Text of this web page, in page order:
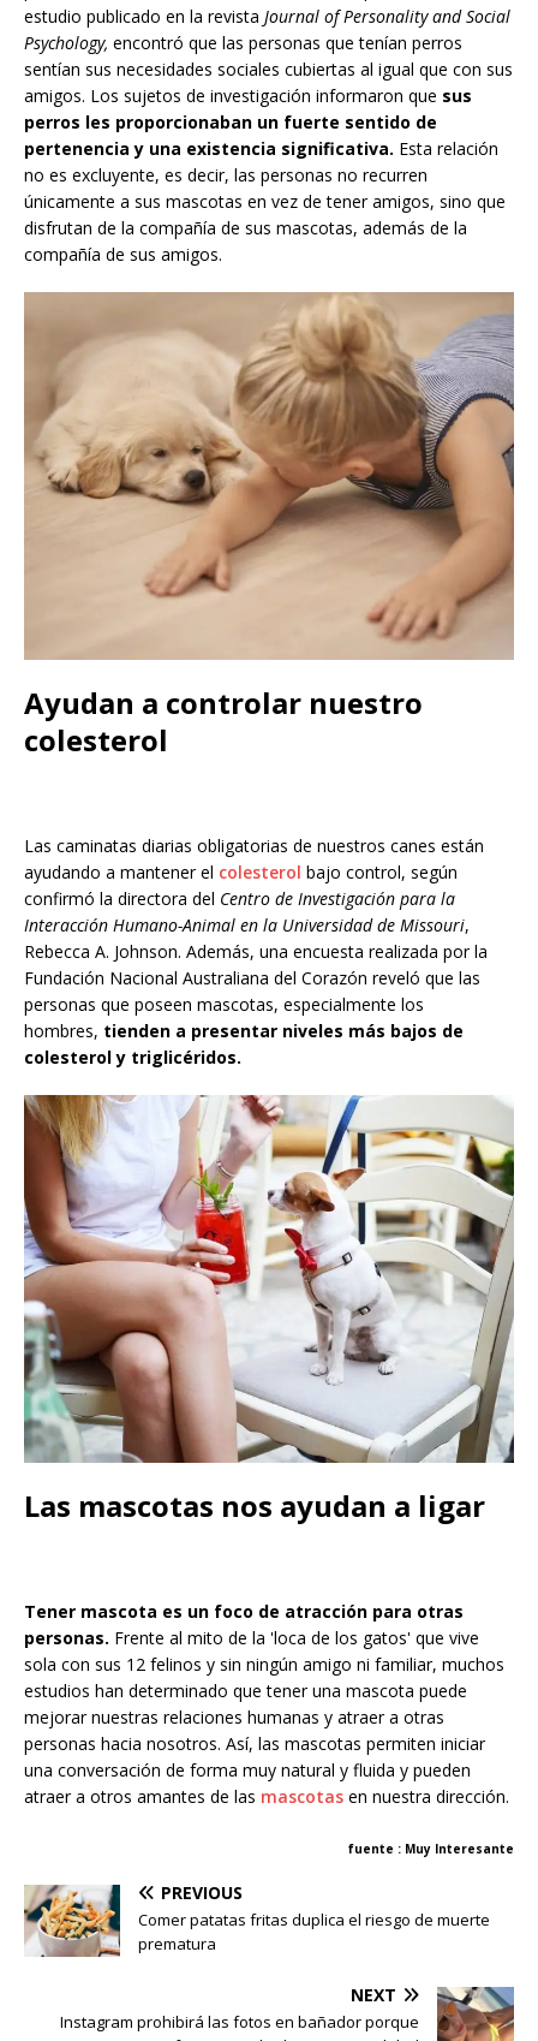
estudio publicado en la revista Journal of Personality and Social
Psychology, encontró que las personas que tenían perros
sentían sus necesidades sociales cubiertas al igual que con sus
amigos. Los sujetos de investigación informaron que sus
perros les proporcionaban un fuerte sentido de
pertenencia y una existencia significativa. Esta relación
no es excluyente, es decir, las personas no recurren
únicamente a sus mascotas en vez de tener amigos, sino que
disfrutan de la compañía de sus mascotas, además de la
compañía de sus amigos.
Ayudan a controlar nuestro
colesterol
Las caminatas diarias obligatorias de nuestros canes están
ayudando a mantener el colesterol bajo control, según
confirmó la directora del Centro de Investigación para la
Interacción Humano-Animal en la Universidad de Missouri,
Rebecca A. Johnson. Además, una encuesta realizada por la
Fundación Nacional Australiana del Corazón reveló que las
personas que poseen mascotas, especialmente los
hombres, tienden a presentar niveles más bajos de
colesterol y triglicéridos.
Las mascotas nos ayudan a ligar
Tener mascota es un foco de atracción para otras
personas. Frente al mito de la 'loca de los gatos' que vive
sola con sus 12 felinos y sin ningún amigo ni familiar, muchos
estudios han determinado que tener una mascota puede
mejorar nuestras relaciones humanas y atraer a otras
personas hacia nosotros. Así, las mascotas permiten iniciar
una conversación de forma muy natural y fluida y pueden
atraer a otros amantes de las mascotas en nuestra dirección.
fuente : Muy Interesante
PREVIOUS
Comer patatas fritas duplica el riesgo de muerte
prematura
NEXT
Instagram prohibirá las fotos en bañador porque